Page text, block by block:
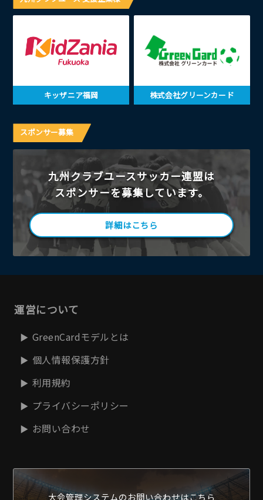
キッザニア福岡 株式会社グリーンカード
スポンサー募集
九州クラブユースサッカー連盟は
スポンサーを募集しています。
詳細はこちら
運営について
GreenCardモデルとは
個人情報保護方針
利用規約
プライバシーポリシー
お問い合わせ
大会管理システムのお問い合わせはこちら